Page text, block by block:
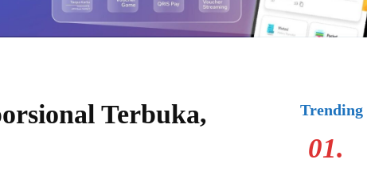
Terbuka,
Trending
01.